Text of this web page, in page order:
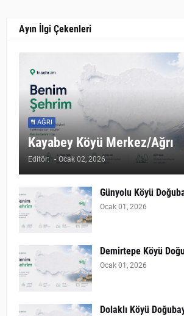
Ayın İlgi Çekenleri
AĞRI
Kayabey Köyü Merkez/Ağrı
Editör: - Ocak 02, 2026
Günyolu Köyü
Ocak 01, 2026
Demirtepe Köyü
Ocak 01, 2026
Dolaklı Köyü